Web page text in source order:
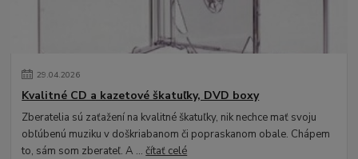
29.04.2026
Kvalitné CD a kazetové škatuľky, DVD boxy
Zberatelia sú zaťažení na kvalitné škatuľky, nik nechce mať svoju
obľúbenú muziku v doškriabanom či popraskanom obale. Chápem
to, sám som zberateľ. A ...čítať celé